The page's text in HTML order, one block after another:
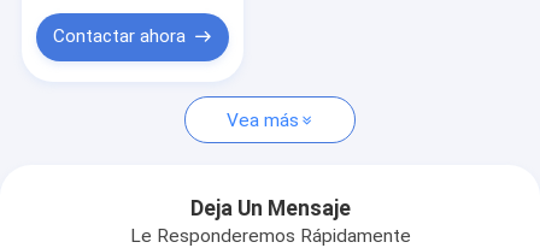
Cortina del légamo
Lanzamiento del airbag
Contactar ahora
Vea más
Deja Un Mensaje
Le Responderemos Rápidamente